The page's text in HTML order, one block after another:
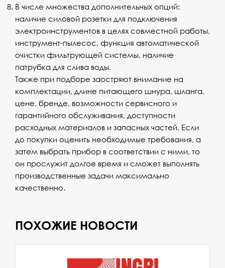
В числе множества дополнительных опций:
наличие силовой розетки для подключения
электроинструментов в целях совместной работы,
инструмент-пылесос, функция автоматической
очистки фильтрующей системы, наличие
патрубка для слива воды.
Также при подборе заостряют внимание на
комплектации, длине питающего шнура, шланга,
цене, бренде, возможности сервисного и
гарантийного обслуживания, доступности
расходных материалов и запасных частей. Если
до покупки оценить необходимые требования, а
затем выбрать прибор в соответствии с ними, то
он прослужит долгое время и сможет выполнять
производственные задачи максимально
качественно.
ПОХОЖИЕ НОВОСТИ